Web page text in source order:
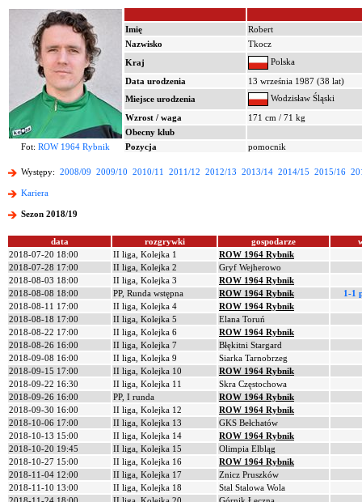
Imię
Robert
Nazwisko
Tkocz
Kraj
Polska
Data urodzenia
13 września 1987 (38 lat)
Miejsce urodzenia
Wodzisław Śląski
Wzrost / waga
171 cm / 71 kg
Obecny klub
Fot: ROW 1964 Rybnik Pozycja pomocnik
Występy: 2008/09 2009/10 2010/11 2011/12 2012/13 2013/14 2014/15 2015/16
Kariera
Sezon 2018/19
data rozgrywki gospodarze
2018-07-20 18:00
II liga, Kolejka 1
ROW 1964 Rybnik
2018-07-28 17:00
II liga, Kolejka 2
Gryf Wejherowo
2018-08-03 18:00
II liga, Kolejka 3
ROW 1964 Rybnik
2018-08-08 18:00
PP, Runda wstępna ROW 1964 Rybnik
1-1
2018-08-11 17:00
II liga, Kolejka 4
ROW 1964 Rybnik
2018-08-18 17:00
II liga, Kolejka 5
Elana Toruń
2018-08-22 17:00
II liga, Kolejka 6
ROW 1964 Rybnik
2018-08-26 16:00
II liga, Kolejka 7
Błękitni Stargard
2018-09-08 16:00
II liga, Kolejka 9
Siarka Tarnobrzeg
2018-09-15 17:00
II liga, Kolejka 10
ROW 1964 Rybnik
2018-09-22 16:30
II liga, Kolejka 11
Skra Częstochowa
2018-09-26 16:00
PP, I runda
ROW 1964 Rybnik
2018-09-30 16:00
II liga, Kolejka 12
ROW 1964 Rybnik
2018-10-06 17:00
II liga, Kolejka 13
GKS Bełchatów
2018-10-13 15:00
II liga, Kolejka 14
ROW 1964 Rybnik
2018-10-20 19:45
II liga, Kolejka 15
Olimpia Elbląg
2018-10-27 15:00
II liga, Kolejka 16
ROW 1964 Rybnik
2018-11-04 12:00
II liga, Kolejka 17
Znicz Pruszków
2018-11-10 13:00
II liga, Kolejka 18
Stal Stalowa Wola